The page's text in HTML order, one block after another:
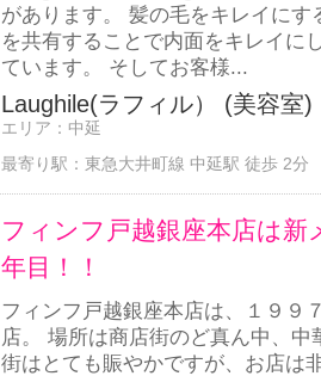
があります。 髪の毛をキレイに
を共有することで内面をキレイに
ています。 そしてお客様...
Laughile(ラフィル） (美容室)
エリア： 中延
最寄り駅： 東急大井町線 中延駅 徒歩 2分
フィンフ戸越銀座本店は
年目！！
フィンフ戸越銀座本店は、１９９
店。 場所は商店街のど真ん中、
街はとても賑やかですが、お店は